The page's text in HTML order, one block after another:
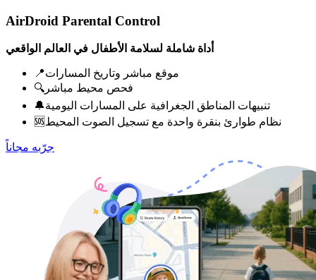
AirDroid Parental Control
أداة شاملة لسلامة الأطفال في العالم الواقعي
📍موقع مباشر وتاريخ المسارات
🔍فحص محيط مباشر
🔔تنبيهات المناطق الجغرافية على المسارات اليومية
🆘نظام طوارئ بنقرة واحدة مع تسجيل الصوت المحيط
جرّبه مجاناً